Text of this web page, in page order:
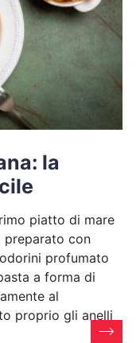
la
piatto di mare
preparato con
profumato
a forma di
al
proprio gli anelli